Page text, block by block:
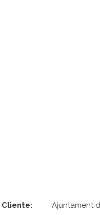
Cliente: Ajuntament